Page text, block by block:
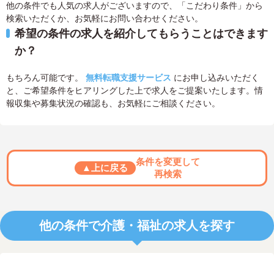
他の条件でも人気の求人がございますので、「こだわり条件」から
検索いただくか、お気軽にお問い合わせください。
希望の条件の求人を紹介してもらうことはできます
か？
もちろん可能です。 無料転職支援サービス にお申し込みいただく
と、ご希望条件をヒアリングした上で求人をご提案いたします。情
報収集や募集状況の確認も、お気軽にご相談ください。
▲上に戻る
条件を変更して
再検索
他の条件で介護・福祉の求人を探す